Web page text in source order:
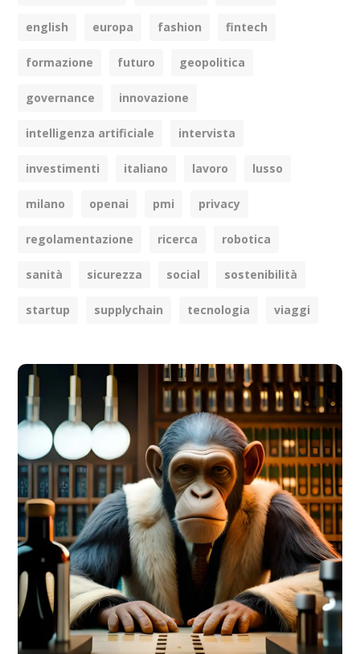
english europa fashion fintech
formazione futuro geopolitica
governance innovazione
intelligenza artificiale intervista
investimenti italiano lavoro lusso
milano openai pmi privacy
regolamentazione ricerca robotica
sanità sicurezza social sostenibilità
startup supplychain tecnologia viaggi